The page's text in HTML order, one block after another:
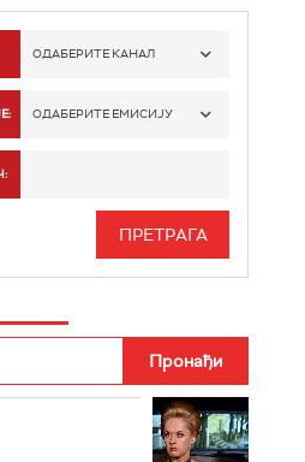
ОДАБЕРИТЕ КАНАЛ
РТС 1
РТС 3
ОДАБЕРИТЕ ЕМИСИЈУ